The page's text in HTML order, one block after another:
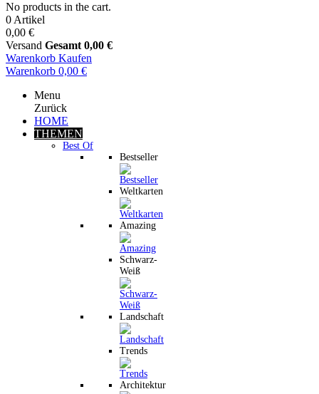
No products in the cart.
0 Artikel
0,00 €
Versand Gesamt 0,00 €
Warenkorb Kaufen
Warenkorb 0,00 €
Menu
Zurück
HOME
THEMEN
Best Of
Bestseller
Weltkarten
Amazing
Schwarz-
Weiß
Landschaft
Trends
Architektur